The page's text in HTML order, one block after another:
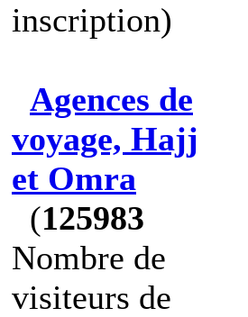
inscription)
Agences de
voyage, Hajj
et Omra
(125983
Nombre de
visiteurs de